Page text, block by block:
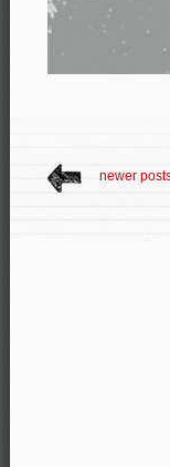
newer